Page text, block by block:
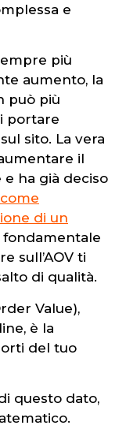
e
più
aumento, la
può più
portare
sito. La vera
il
ha già deciso
come
di un
fondamentale
sull’AOV ti
di qualità.
Value),
è la
del tuo
questo dato,